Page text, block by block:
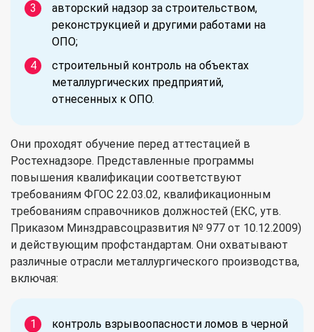
авторский надзор за строительством,
реконструкцией и другими работами на
ОПО;
строительный контроль на объектах
металлургических предприятий,
отнесенных к ОПО.
Они проходят обучение перед аттестацией в
Ростехнадзоре. Представленные программы
повышения квалификации соответствуют
требованиям ФГОС 22.03.02, квалификационным
требованиям справочников должностей (ЕКС, утв.
Приказом Минздравсоцразвития № 977 от 10.12.2009)
и действующим профстандартам. Они охватывают
различные отрасли металлургического производства,
включая:
контроль взрывоопасности ломов в черной